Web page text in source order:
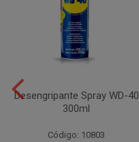
Desengripante Spray WD-40
300ml
Código: 10803